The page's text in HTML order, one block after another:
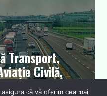
Transport,
Civilă,
pentru
asigurând
sigure și
în sectorul
că vă oferim cea mai